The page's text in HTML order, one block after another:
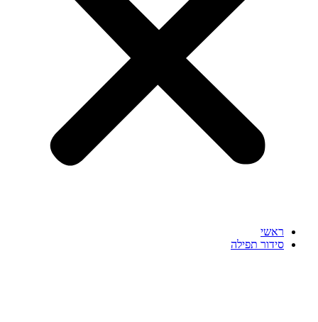
ראשי
סידור תפילה